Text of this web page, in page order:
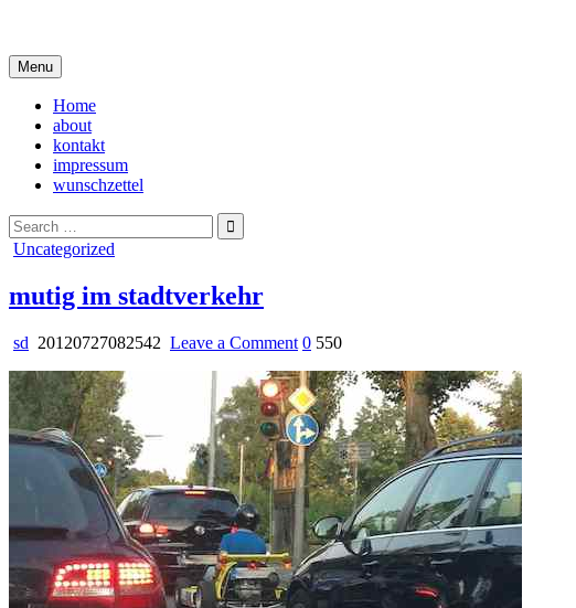
content
Menu
Home
about
kontakt
impressum
wunschzettel
Search
for:
Posted
Uncategorized
mutig im stadtverkehr
sd 20120727082542 Leave a Commenton
im
stadtverkehr
0 550